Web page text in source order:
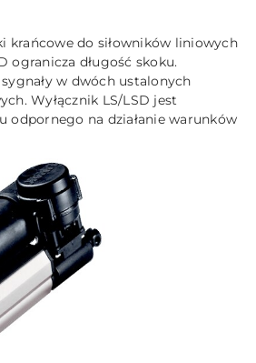
krańcowe do siłowników liniowych
ogranicza długość skoku.
sygnały w dwóch ustalonych
Wyłącznik LS/LSD jest
odpornego na działanie warunków